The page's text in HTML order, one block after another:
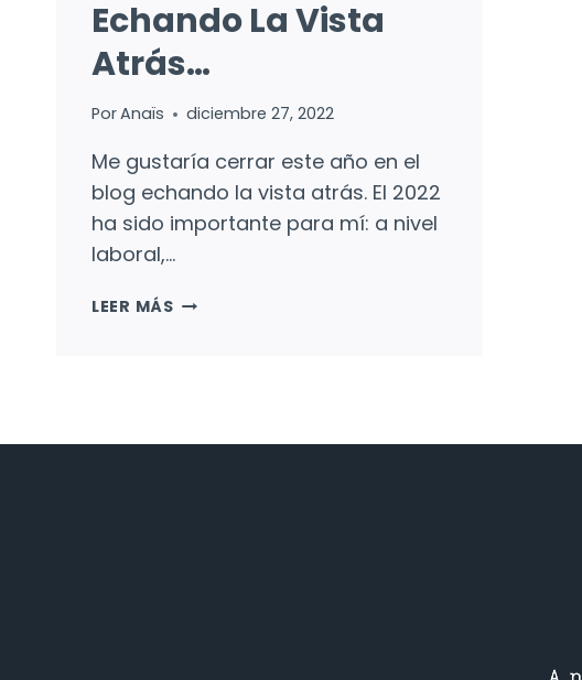
Echando La Vista
Atrás…
PorAnaïs diciembre 27, 2022
Me gustaría cerrar este año en el
blog echando la vista atrás. El 2022
ha sido importante para mí: a nivel
laboral,…
LEER MÁSECHANDO